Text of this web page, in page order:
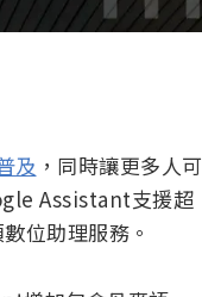
及 ，同時讓更多人可
Assistant支援超
位助理服務。